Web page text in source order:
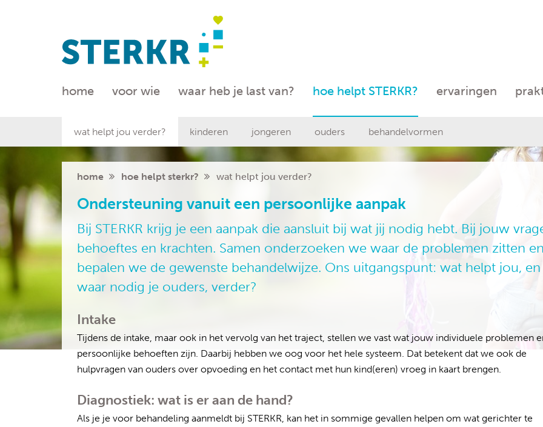
home voor wie waar heb je last van? hoe helpt STERKR? ervaringen
wat helpt jou verder? kinderen jongeren ouders behandelvormen
home hoe helpt sterkr? wat helpt jou verder?
Ondersteuning vanuit een persoonlijke aanpak
Bij STERKR krijg je een aanpak die aansluit bij wat jij nodig hebt. Bij jouw
behoeftes en krachten. Samen onderzoeken we waar de problemen zitten en
bepalen we de gewenste behandelwijze. Ons uitgangspunt: wat helpt jou, en
waar nodig je ouders, verder?
Intake
Tijdens de intake, maar ook in het vervolg van het traject, stellen we vast wat jouw individuele problemen
persoonlijke behoeften zijn. Daarbij hebben we oog voor het hele systeem. Dat betekent dat we ook de
hulpvragen van ouders over opvoeding en het contact met hun kind(eren) vroeg in kaart brengen.
Diagnostiek: wat is er aan de hand?
Als je je voor behandeling aanmeldt bij STERKR, kan het in sommige gevallen helpen om wat gerichter te